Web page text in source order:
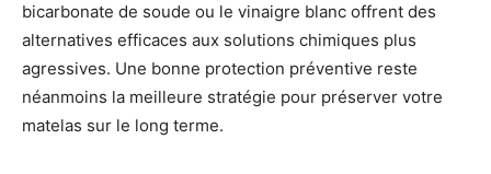
bicarbonate de soude ou le vinaigre blanc offrent des
alternatives efficaces aux solutions chimiques plus
agressives. Une bonne protection préventive reste
néanmoins la meilleure stratégie pour préserver votre
matelas sur le long terme.